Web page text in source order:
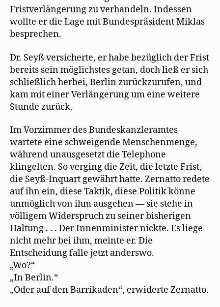
Fristverlängerung zu verhandeln. Indessen
wollte er die Lage mit Bundespräsident Miklas
besprechen.
Dr. Seyß versicherte, er habe bezüglich der Frist
bereits sein möglichstes getan, doch ließ er sich
schließlich herbei, Berlin zurückzurufen, und
kam mit einer Verlängerung um eine weitere
Stunde zurück.
Im Vorzimmer des Bundeskanzleramtes
wartete eine schweigende Menschenmenge,
während unausgesetzt die Telephone
klingelten. So verging die Zeit, die letzte Frist,
die Seyß-Inquart gewährt hatte. Zernatto redete
auf ihn ein, diese Taktik, diese Politik könne
unmöglich von ihm ausgehen — sie stehe in
völligem Widerspruch zu seiner bisherigen
Haltung . . . Der Innenminister nickte. Es liege
nicht mehr bei ihm, meinte er. Die
Entscheidung falle jetzt anderswo.
„Wo?“
„In Berlin.“
„Oder auf den Barrikaden“, erwiderte Zernatto.